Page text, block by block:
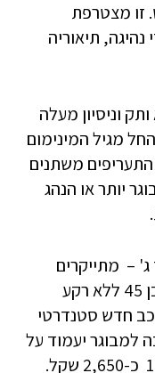
זו מצטרפת
נהיגה, תיאוריה
וניסיון מעלה
מגיל המינימום
24. עם זאת, התעריפים משתנים
יותר או הנהג
– מתייקרים
מאוד. כאשר משווים מחיר בין נהג בן 45 ללא רקע
חדש סטנדרטי
למבוגר יעמוד על
כ-1400 שקל, ואילו לנהג חדש בן 17 כ-2,650 שקל.